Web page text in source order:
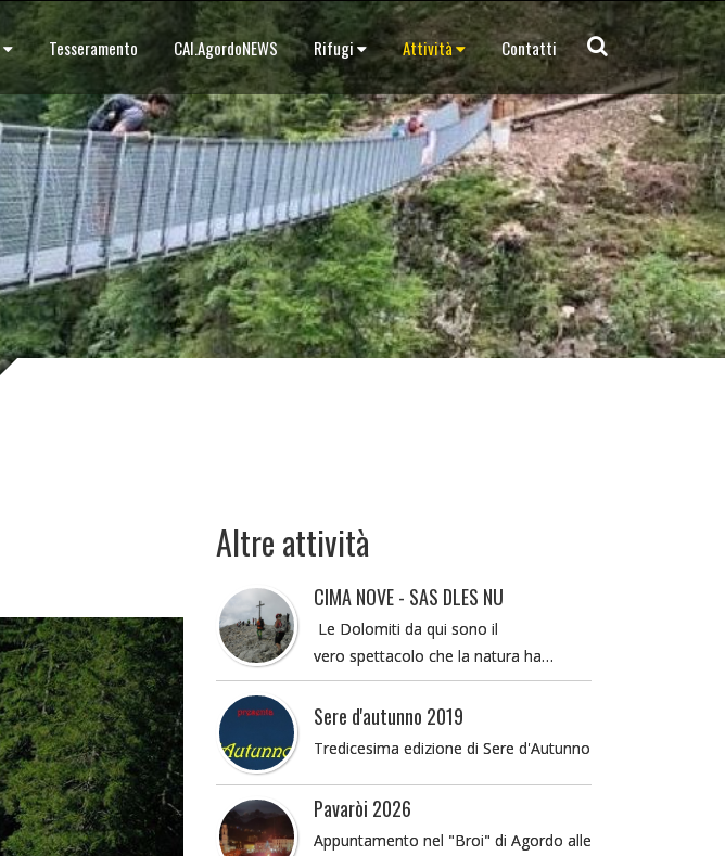
Tesseramento CAI.AgordoNEWS Rifugi Attività Contatti
Altre attività
CIMA NOVE - SAS DLES NU
Le Dolomiti da qui sono il
vero spettacolo che la natura ha…
Sere d'autunno 2019
Tredicesima edizione di Sere d'Autunno
Pavaròi 2026
Appuntamento nel "Broi" di Agordo alle